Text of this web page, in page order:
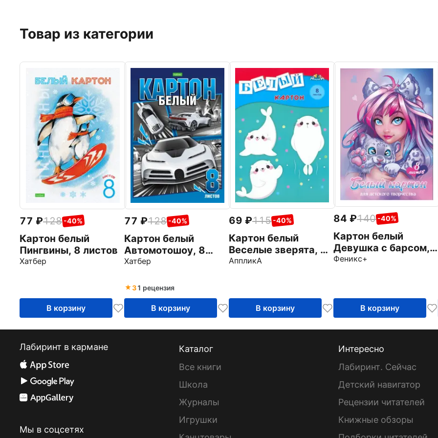
Товар из категории
77 128 -40%
Картон белый
Пингвины, 8 листов
Хатбер
В корзину
77 128 -40%
Картон белый
Автомотошоу, 8
листов
Хатбер
31 рецензия
В корзину
69 115 -40%
Картон белый
Веселые зверята, 8
листов
АппликА
В корзину
84 140 -40%
Картон белый
Девушка с барсом,
8 листов
Феникс+
В корзину
Лабиринт в кармане
Мы в соцсетях
Каталог
Все книги
Школа
Журналы
Игрушки
Интересно
Лабиринт. Сейчас
Детский навигатор
Рецензии читателей
Книжные обзоры